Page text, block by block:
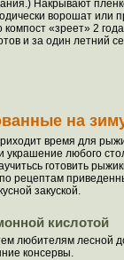
Накрывают
ворошат или
компост «зреет» 2
и за один летний
на
время для
любого
готовить
рецептам
закуской.
кислотой
любителям лесной
консервы.